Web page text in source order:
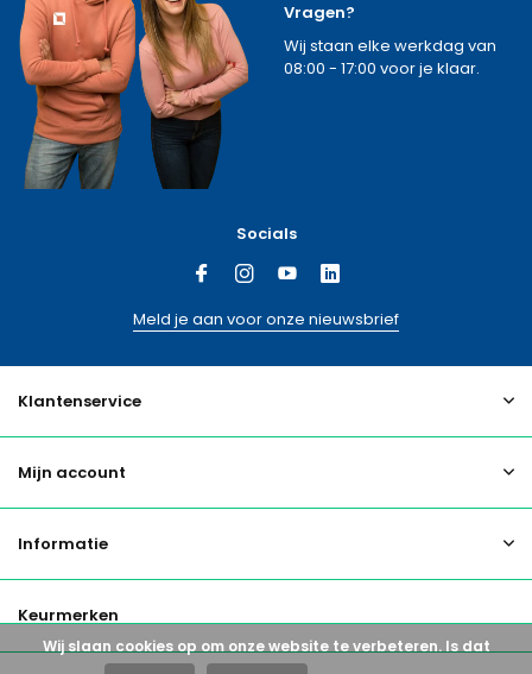
Vragen?
Wij staan elke werkdag van
08:00 - 17:00 voor je klaar.
Socials
Meld je aan voor onze nieuwsbrief
Klantenservice
Mijn account
Informatie
Keurmerken
Wij slaan cookies op om onze website te verbeteren. Is dat